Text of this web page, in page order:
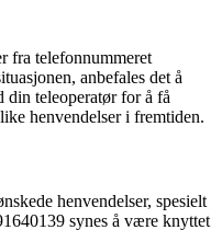
fra telefonnummeret
anbefales det å
din teleoperatør for å få
henvendelser i fremtiden.
henvendelser, spesielt
synes å være knyttet